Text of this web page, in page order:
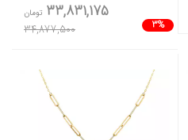
3%
33,831,175 تومان
34,877,500